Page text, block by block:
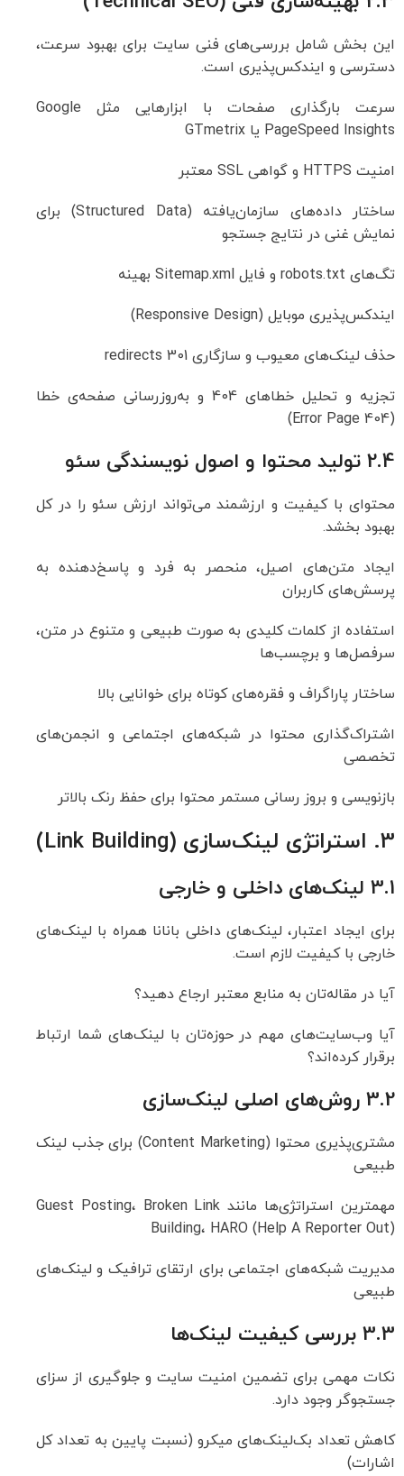
این بخش شامل بررسی‌های فنی سایت برای بهبود سرعت،
دسترسی و ایندکس‌پذیری است.
سرعت بارگذاری صفحات با ابزارهایی مثل Google
PageSpeed Insights یا GTmetrix
امنیت HTTPS و گواهی SSL معتبر
ساختار داده‌های سازمان‌یافته (Structured Data) برای
نمایش غنی در نتایج جستجو
تگ‌های robots.txt و فایل Sitemap.xml بهینه
ایندکس‌پذیری موبایل (Responsive Design)
حذف لینک‌های معیوب و سازگاری 301 redirects
تجزیه و تحلیل خطاهای 404 و به‌روزرسانی صفحه‌ی خطا
(404 Error Page)
2.4 تولید محتوا و اصول نویسندگی سئو
محتوای با کیفیت و ارزشمند می‌تواند ارزش سئو را در کل
بهبود بخشد.
ایجاد متن‌های اصیل، منحصر به فرد و پاسخ‌دهنده به
پرسش‌های کاربران
استفاده از کلمات کلیدی‌ به صورت طبیعی و متنوع در متن،
سرفصل‌ها و برچسب‌ها
ساختار پاراگراف و فقره‌های کوتاه برای خوانایی بالا
اشتراک‌گذاری محتوا در شبکه‌های اجتماعی و انجمن‌های
تخصصی
بازنویسی و بروز رسانی مستمر محتوا برای حفظ رنک بالاتر
3. استراتژی لینک‌سازی (Link Building)
3.1 لینک‌های داخلی و خارجی
برای ایجاد اعتبار، لینک‌های داخلی بانانا همراه با لینک‌های
خارجی با کیفیت لازم است.
آیا در مقاله‌تان به منابع معتبر ارجاع دهید؟
آیا وب‌سایت‌های مهم در حوزه‌تان با لینک‌های شما ارتباط
برقرار کرده‌اند؟
3.2 روش‌های اصلی لینک‌سازی
مشتری‌پذیری محتوا (Content Marketing) برای جذب لینک
طبیعی
مهمترین استراتژی‌ها مانند Guest Posting، Broken Link
Building، HARO (Help A Reporter Out)
مدیریت شبکه‌های اجتماعی برای ارتقای ترافیک و لینک‌های
طبیعی
3.3 بررسی کیفیت لینک‌ها
نکات مهمی برای تضمین امنیت سایت و جلوگیری از سزای
جستجوگر وجود دارد.
کاهش تعداد بک‌لینک‌های میکرو (نسبت پایین به تعداد کل
اشارات)